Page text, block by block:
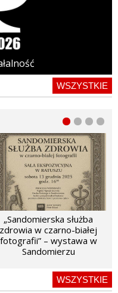
WSZYSTKIE
„Sandomierska służba
zdrowia w czarno-białej
fotografii” – wystawa w
Sandomierzu
WSZYSTKIE